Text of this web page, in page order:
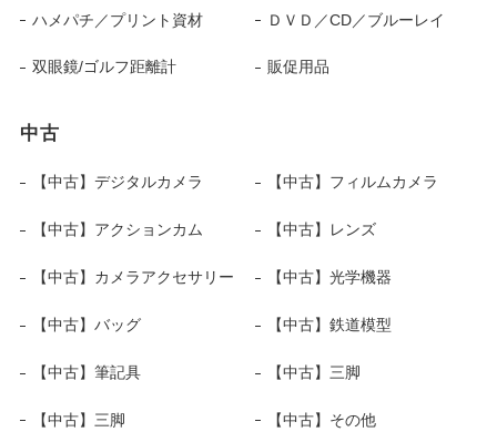
ハメパチ／プリント資材 ＤＶＤ／CD／ブルーレイ
双眼鏡/ゴルフ距離計 販促用品
中古
【中古】デジタルカメラ 【中古】フィルムカメラ
【中古】アクションカム 【中古】レンズ
【中古】カメラアクセサリー 【中古】光学機器
【中古】バッグ 【中古】鉄道模型
【中古】筆記具 【中古】三脚
【中古】三脚 【中古】その他